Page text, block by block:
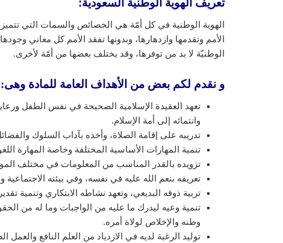
تعريف الهوية الوطنية السعودية:
الهوية الوطنية في كل أمّة هي الخصائص والسمات التي تتميز
الأمم وتقدمها وازدهارها، وبدونها تفقد الأمم كل معاني
الوطنيّة لا بد من توفرها، وقد يختلف بعضها من أمّة لأخرى.
و نقدم لكم بعض من الأهداف العامة للمادة وهى:
تعهد العقيدة الإسلامية الصحيحة في نفس الطفل
وانتمائه إلى أمة الإسلام.
تدريبه على إقامة الصلاة، وأخذه بآداب السلوك
تنمية المهارات الأساسية المختلفة وخاصة المهارة
تزويده بالقدر المناسب من المعلومات في مختلف
تعريفه بنعم الله عليه في نفسه، وفي بيئته
تربية ذوقه البديعي، وتعهد نشاطه الابتكاري وتنمية
تنمية وعيه ليدرك ما عليه من الواجبات وما له من
وطنه والإخلاص لولاة أمره.
توليد الرغبة لديه في الازدياد من العلم النافع